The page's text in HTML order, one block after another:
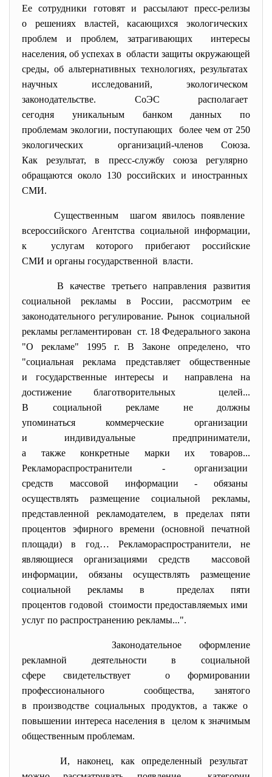
Ее сотрудники готовят и рассылают пресс-релизы
о решениях властей, касающихся экологических
проблем и проблем, затрагивающих интересы
населения, об успехах в области защиты окружающей
среды, об альтернативных технологиях, результатах
научных исследований, экологическом
законодательстве. СоЭС располагает
сегодня уникальным банком данных по
проблемам экологии, поступающих более чем от 250
экологических организаций-членов Союза.
Как результат, в пресс-службу союза регулярно
обращаются около 130 российских и иностранных
СМИ.
Существенным шагом явилось появление
всероссийского Агентства социальной информации,
к услугам которого прибегают российские
СМИ и органы государственной власти.
В качестве третьего направления развития
социальной рекламы в России, рассмотрим ее
законодательного регулирование. Рынок социальной
рекламы регламентирован ст. 18 Федерального закона
"О рекламе" 1995 г. В Законе определено, что
"социальная реклама представляет общественные
и государственные интересы и направлена на
достижение благотворительных целей...
В социальной рекламе не должны
упоминаться коммерческие организации
и индивидуальные предприниматели,
а также конкретные марки их товаров...
Рекламораспространители - организации
средств массовой информации - обязаны
осуществлять размещение социальной рекламы,
представленной рекламодателем, в пределах пяти
процентов эфирного времени (основной печатной
площади) в год… Рекламораспространители, не
являющиеся организациями средств массовой
информации, обязаны осуществлять размещение
социальной рекламы в пределах пяти
процентов годовой стоимости предоставляемых ими
услуг по распространению рекламы...".
Законодательное оформление
рекламной деятельности в социальной
сфере свидетельствует о формировании
профессионального сообщества, занятого
в производстве социальных продуктов, а также о
повышении интереса населения в целом к значимым
общественным проблемам.
И, наконец, как определенный результат